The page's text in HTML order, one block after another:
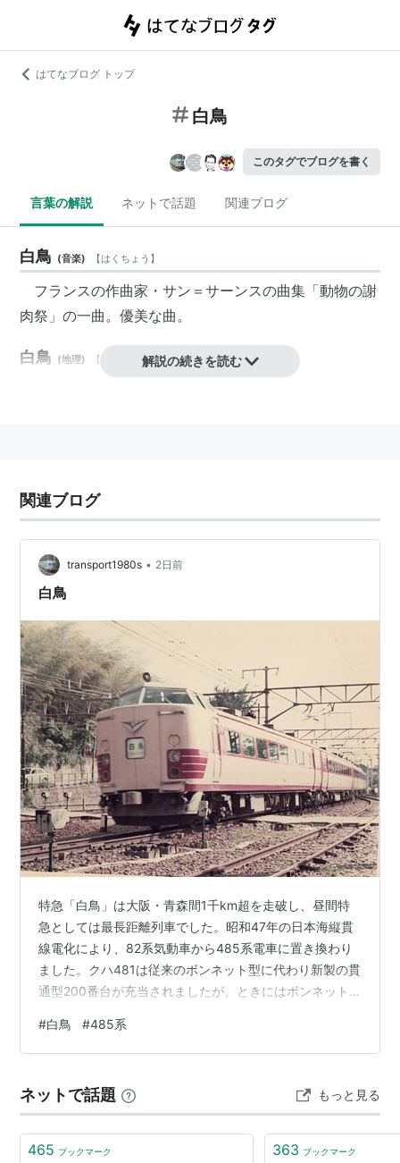
はてなブログ トップ
白鳥
このタグでブログを書く
言葉の解説 ネットで話題 関連ブログ
白鳥 (音楽) 【はくちょう 】
フランスの作曲家・サン＝サーンスの曲集「動物の謝
肉祭」の一曲。優美な曲。
白鳥 (地理) 【 】
岐阜県 揖斐郡
愛知県名古屋市熱田区 白鳥
愛知県 豊川市 白鳥
愛知県愛知郡
解説の続きを読む
関連ブログ
transport1980s • 2日前
白鳥
特急「白鳥」は大阪・青森間1千km超を走破し、昼間特
急としては最長距離列車でした。昭和47年の日本海縦貫
線電化により、82系気動車から485系電車に置き換わり
ました。クハ481は従来のボンネット型に代わり新製の貫
通型200番台が充当されましたが、ときにはボンネット
対して、白鳥だけは8M5Tの13両、大阪寄りの端にグリ
ーン車が繋がる特別な編成でした。これにより、大阪側
昭和49年頃には、北海道向け485系1500番台が、「いし
かり」の運行開始までの暫くの間使用されていました。
しかしながら…
#白鳥 #485系
ネットで話題 もっと見る
465 ブックマーク 363 ブックマーク